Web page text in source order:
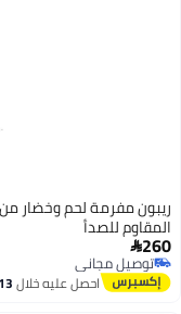
ريبون مفرمة لحم وخضار من
المقاوم للصدأ
260
توصيل مجاني
توصيل مجانياحصل عليه خلال13
اغسطس